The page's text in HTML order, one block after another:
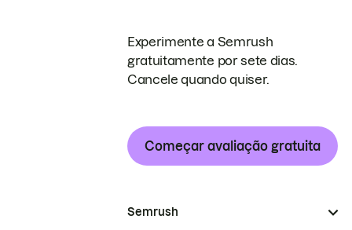
Experimente a Semrush
gratuitamente por sete dias.
Cancele quando quiser.
Começar avaliação gratuita
Semrush